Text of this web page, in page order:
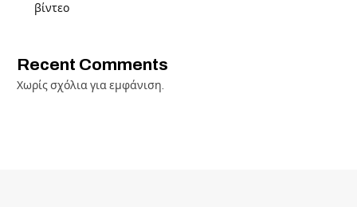
βίντεο
Recent Comments
Χωρίς σχόλια για εμφάνιση.